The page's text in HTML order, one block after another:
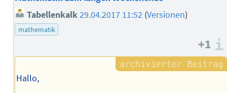
Tabellenkalk29.04.2017 11:52 (Versionen)
mathematik
+1
Hallo,